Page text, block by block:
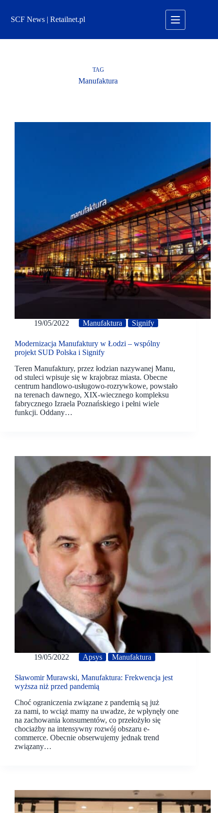
treściSCF News | Retailnet.pl
TAG
Manufaktura
19/05/2022 Manufaktura Signify
Modernizacja Manufaktury w Łodzi – wspólny
projekt SUD Polska i Signify
Teren Manufaktury, przez łodzian nazywanej Manu,
od stuleci wpisuje się w krajobraz miasta. Obecne
centrum handlowo-usługowo-rozrywkowe, powstało
na terenach dawnego, XIX-wiecznego kompleksu
fabrycznego Izraela Poznańskiego i pełni wiele
funkcji. Oddany…
19/05/2022 Apsys Manufaktura
Sławomir Murawski, Manufaktura: Frekwencja jest
wyższa niż przed pandemią
Choć ograniczenia związane z pandemią są już
za nami, to wciąż mamy na uwadze, że wpłynęły one
na zachowania konsumentów, co przełożyło się
chociażby na intensywny rozwój obszaru e-
commerce. Obecnie obserwujemy jednak trend
związany…